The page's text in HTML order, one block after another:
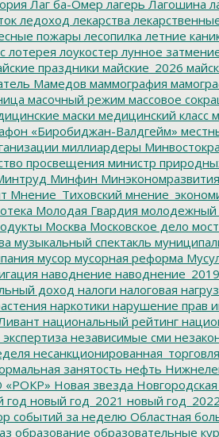
Лаг ба-Омер лагерь Лагошина
ледоход лекарства
пожары лесопилка летние
лотерея лоукостер лунное
праздники майские_2026
Мамедов маммография
масочный режим массовое
маски медицинский класс
«Биробиджан-Валдгейм»
миллиардеры
просвещения министр
Минфин Минэкономразвития
Мнение_Тиховский
Молодая Гвардия молодежный
Москва Московское дело мост
музыкальный спектакль
мусор мусорная реформа
наводнение наводнение_2019
доход налоги налоговая
наркотики нарушение прав
национальный рейтинг
независимые сми
несанкционированная_торговля
занятость нефть
«РОКР» Новая звезда
год новый год_2021 новый год_2022
событий за неделю Областная
образование образовательные